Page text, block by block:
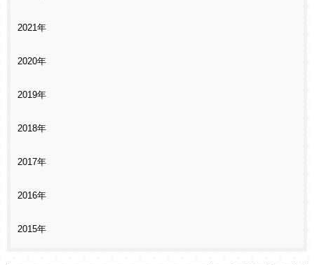
2021年
2020年
2019年
2018年
2017年
2016年
2015年